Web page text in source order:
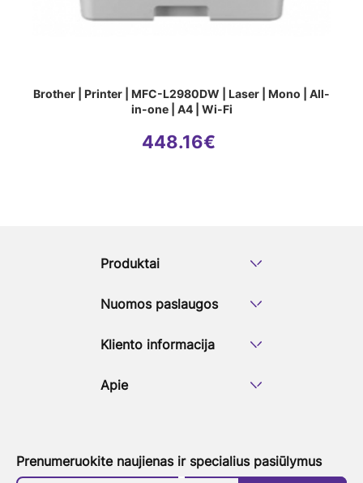
Brother | Printer | MFC-L2980DW | Laser | Mono | All-
in-one | A4 | Wi-Fi
448.16€
Produktai
Nuomos paslaugos
Kliento informacija
Apie
Prenumeruokite naujienas ir specialius pasiūlymus